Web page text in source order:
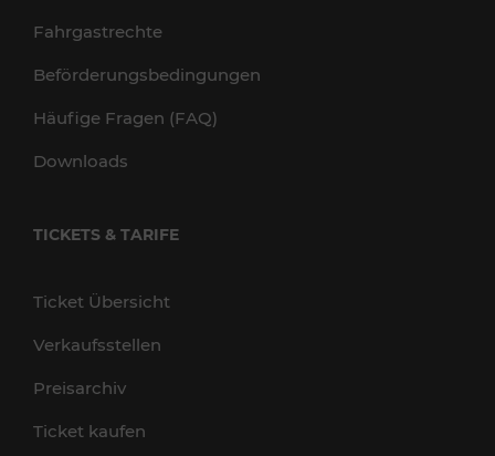
Fahrgastrechte
Beförderungsbedingungen
Häufige Fragen (FAQ)
Downloads
TICKETS & TARIFE
Ticket Übersicht
Verkaufsstellen
Preisarchiv
Ticket kaufen